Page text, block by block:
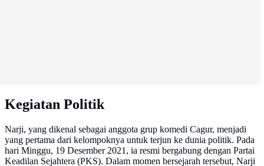
Kegiatan Politik
Narji, yang dikenal sebagai anggota grup komedi Cagur, menjadi
yang pertama dari kelompoknya untuk terjun ke dunia politik. Pada
hari Minggu, 19 Desember 2021, ia resmi bergabung dengan Partai
Keadilan Sejahtera (PKS). Dalam momen bersejarah tersebut, Narji